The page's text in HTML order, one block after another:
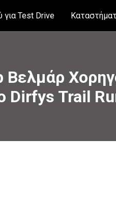
για Test Drive
Βελμάρ
Dirfys Trail